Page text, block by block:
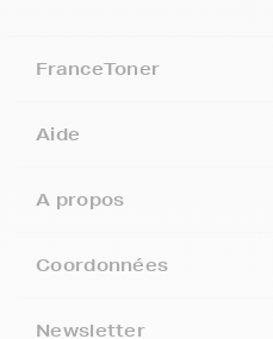
FranceToner
Aide
A propos
Coordonnées
Newsletter